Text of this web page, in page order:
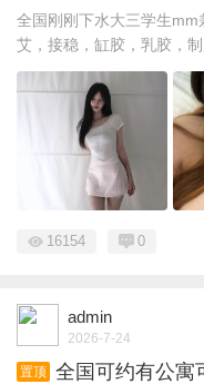
全国刚刚下水大三学生
艾，接稳，缸胶，乳胶，制
16154 0
admin
2026-7-24
置顶 全国可约有公寓